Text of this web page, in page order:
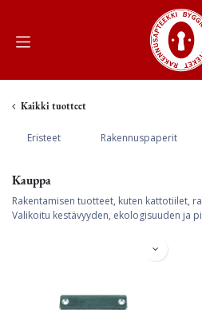
Kaikki tuotteet
Eristeet Rakennuspaperit
Kauppa
Rakentamisen tuotteet, kuten kattotiilet,
Valikoitu kestävyyden, ekologisuuden ja